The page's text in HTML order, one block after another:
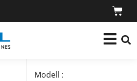
Modell :